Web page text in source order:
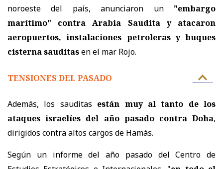
noroeste del país, anunciaron un"embargo
marítimo" contra Arabia Saudita y atacaron
aeropuertos, instalaciones petroleras y buques
cisterna sauditasen el mar Rojo.
TENSIONES DEL PASADO
Además, los sauditas están muy al tanto de los
ataques israelíes del año pasado contra Doha,
dirigidos contra altos cargos de Hamás.
Según un informe del año pasado del Centro de